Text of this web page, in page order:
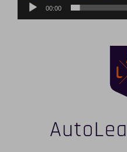
00:00